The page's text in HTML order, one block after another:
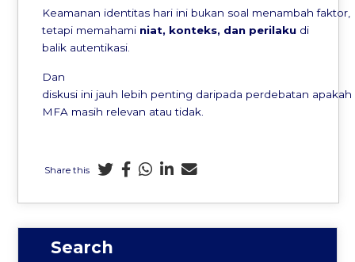
Keamanan identitas hari ini bukan soal menambah faktor,
tetapi memahami niat, konteks, dan perilaku di
balik autentikasi.
Dan
diskusi ini jauh lebih penting daripada perdebatan apakah
MFA masih relevan atau tidak.
Share this
Search